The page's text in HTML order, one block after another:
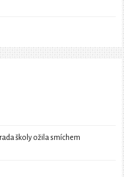
školy ožila smíchem